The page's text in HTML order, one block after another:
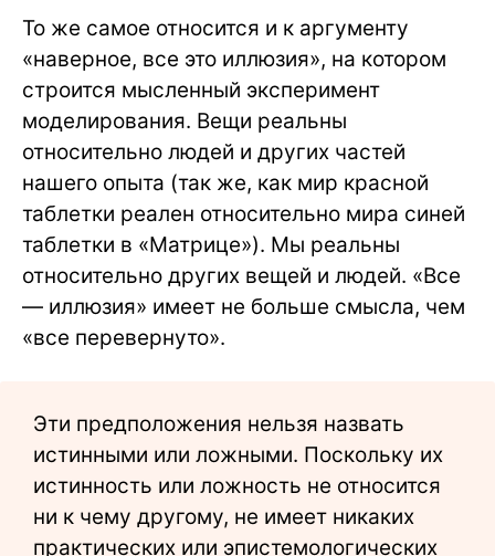
То же самое относится и к аргументу
«наверное, все это иллюзия», на котором
строится мысленный эксперимент
моделирования. Вещи реальны
относительно людей и других частей
нашего опыта (так же, как мир красной
таблетки реален относительно мира синей
таблетки в «Матрице»). Мы реальны
относительно других вещей и людей. «Все
— иллюзия» имеет не больше смысла, чем
«все перевернуто».
Эти предположения нельзя назвать
истинными или ложными. Поскольку их
истинность или ложность не относится
ни к чему другому, не имеет никаких
практических или эпистемологических